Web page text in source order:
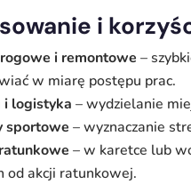
i
i remontowe –
w miarę postępu prac.
i logistyka – wydzielanie
sportowe – wyznaczanie
– w karetce lub
od akcji ratunkowej.